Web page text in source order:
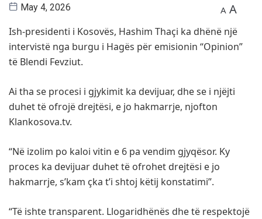
May 4, 2026 A A
Ish-presidenti i Kosovës, Hashim Thaçi ka dhënë një
intervistë nga burgu i Hagës për emisionin “Opinion”
të Blendi Fevziut.
Ai tha se procesi i gjykimit ka devijuar, dhe se i njëjti
duhet të ofrojë drejtësi, e jo hakmarrje, njofton
Klankosova.tv.
“Në izolim po kaloi vitin e 6 pa vendim gjyqësor. Ky
proces ka devijuar duhet të ofrohet drejtësi e jo
hakmarrje, s’kam çka t’i shtoj këtij konstatimi”.
“Të ishte transparent. Llogaridhënës dhe të respektojë